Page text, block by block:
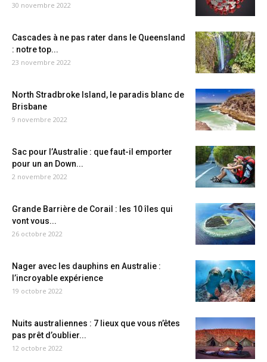
30 novembre 2022
Cascades à ne pas rater dans le Queensland
: notre top...
23 novembre 2022
North Stradbroke Island, le paradis blanc de
Brisbane
9 novembre 2022
Sac pour l’Australie : que faut-il emporter
pour un an Down...
2 novembre 2022
Grande Barrière de Corail : les 10 îles qui
vont vous...
26 octobre 2022
Nager avec les dauphins en Australie :
l’incroyable expérience
19 octobre 2022
Nuits australiennes : 7 lieux que vous n’êtes
pas prêt d’oublier...
12 octobre 2022